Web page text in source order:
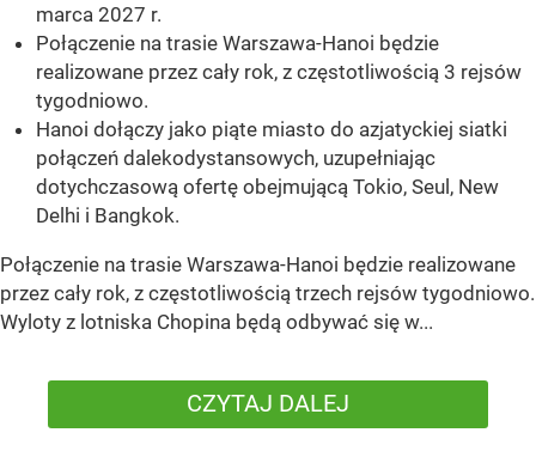
marca 2027 r.
Połączenie na trasie Warszawa-Hanoi będzie
realizowane przez cały rok, z częstotliwością 3 rejsów
tygodniowo.
Hanoi dołączy jako piąte miasto do azjatyckiej siatki
połączeń dalekodystansowych, uzupełniając
dotychczasową ofertę obejmującą Tokio, Seul, New
Delhi i Bangkok.
Połączenie na trasie Warszawa-Hanoi będzie realizowane
przez cały rok, z częstotliwością trzech rejsów tygodniowo.
Wyloty z lotniska Chopina będą odbywać się w...
CZYTAJ DALEJ